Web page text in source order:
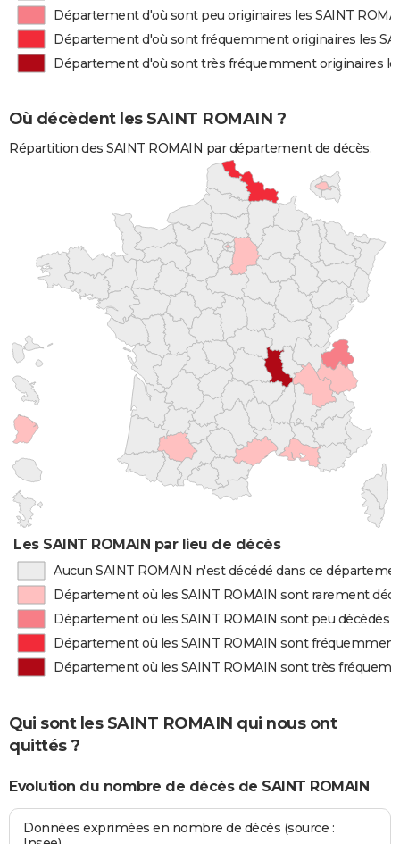
Département d'où sont peu originaires les SAINT
Département d'où sont fréquemment originaires les
Département d'où sont très fréquemment originaires
Où décèdent les SAINT ROMAIN ?
Répartition des SAINT ROMAIN par département de décès.
Les SAINT ROMAIN par lieu de décès
Aucun SAINT ROMAIN n'est décédé dans ce
Département où les SAINT ROMAIN sont rarement
Département où les SAINT ROMAIN sont peu décédés
Département où les SAINT ROMAIN sont
Département où les SAINT ROMAIN sont très
Qui sont les SAINT ROMAIN qui nous ont
quittés ?
Evolution du nombre de décès de SAINT ROMAIN
Données exprimées en nombre de décès (source :